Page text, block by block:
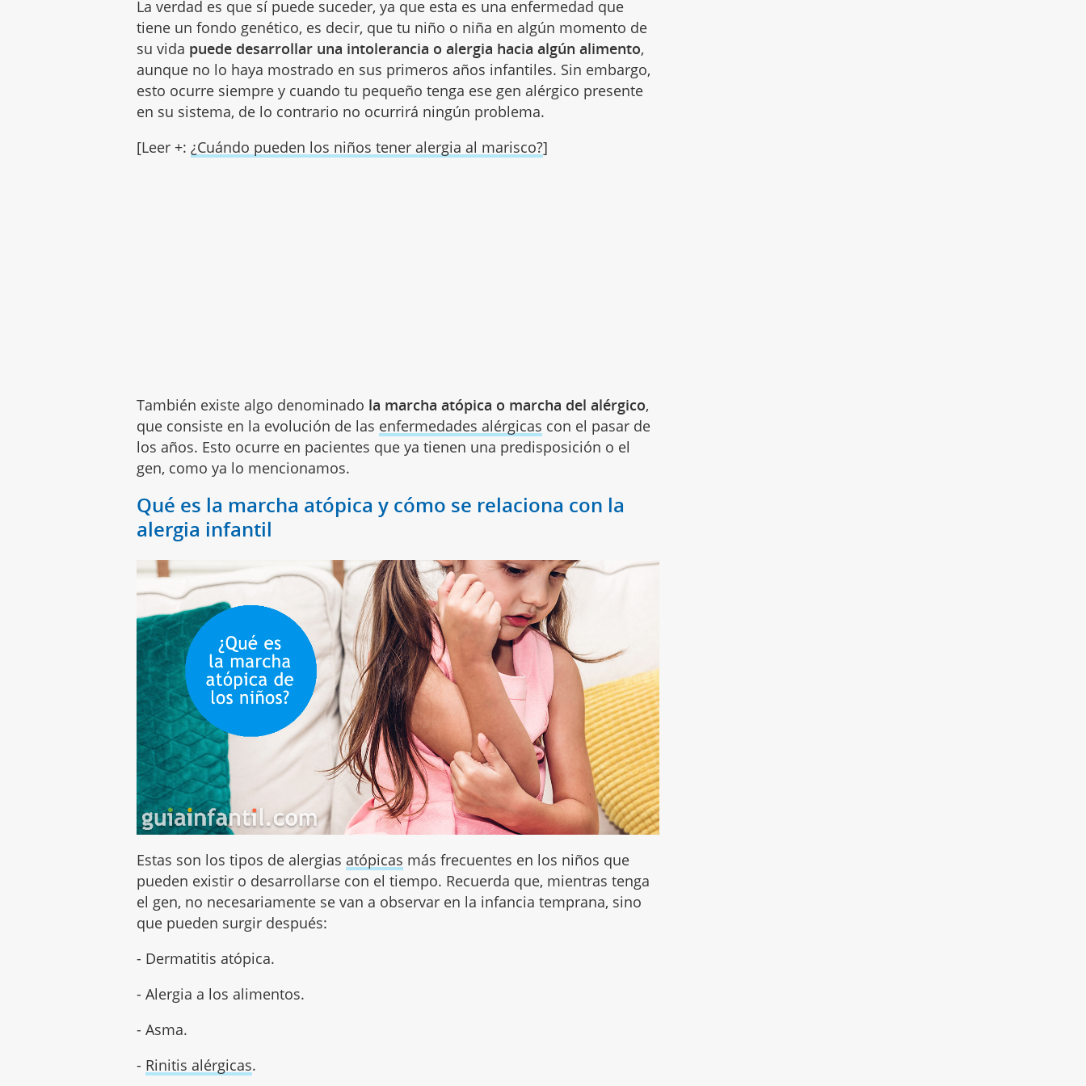
La verdad es que sí puede suceder, ya que esta es una enfermedad que
tiene un fondo genético, es decir, que tu niño o niña en algún momento de
su vida puede desarrollar una intolerancia o alergia hacia algún alimento,
aunque no lo haya mostrado en sus primeros años infantiles. Sin embargo,
esto ocurre siempre y cuando tu pequeño tenga ese gen alérgico presente
en su sistema, de lo contrario no ocurrirá ningún problema.
[Leer +:¿Cuándo pueden los niños tener alergia al marisco?]
También existe algo denominado la marcha atópica o marcha del alérgico,
que consiste en la evolución de las enfermedades alérgicas con el pasar de
los años. Esto ocurre en pacientes que ya tienen una predisposición o el
gen, como ya lo mencionamos.
Qué es la marcha atópica y cómo se relaciona con la
alergia infantil
Estas son los tipos de alergias atópicas más frecuentes en los niños que
pueden existir o desarrollarse con el tiempo. Recuerda que, mientras tenga
el gen, no necesariamente se van a observar en la infancia temprana, sino
que pueden surgir después:
- Dermatitis atópica.
- Alergia a los alimentos.
- Asma.
- Rinitis alérgicas.